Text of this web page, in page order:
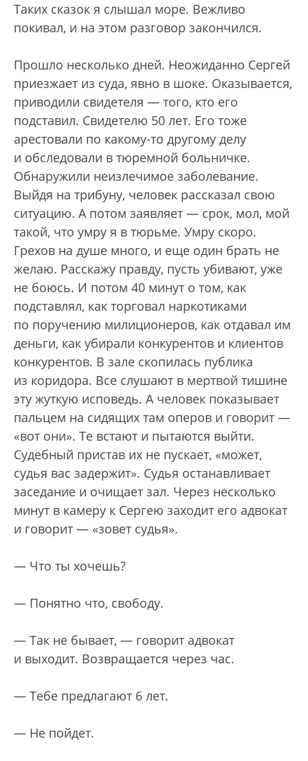
Таких сказок я слышал море. Вежливо
покивал, и на этом разговор закончился.
Прошло несколько дней. Неожиданно Сергей
приезжает из суда, явно в шоке. Оказывается,
приводили свидетеля — того, кто его
подставил. Свидетелю 50 лет. Его тоже
арестовали по какому-то другому делу
и обследовали в тюремной больничке.
Обнаружили неизлечимое заболевание.
Выйдя на трибуну, человек рассказал свою
ситуацию. А потом заявляет — срок, мол, мой
такой, что умру я в тюрьме. Умру скоро.
Грехов на душе много, и еще один брать не
желаю. Расскажу правду, пусть убивают, уже
не боюсь. И потом 40 минут о том, как
подставлял, как торговал наркотиками
по поручению милиционеров, как отдавал им
деньги, как убирали конкурентов и клиентов
конкурентов. В зале скопилась публика
из коридора. Все слушают в мертвой тишине
эту жуткую исповедь. А человек показывает
пальцем на сидящих там оперов и говорит —
«вот они». Те встают и пытаются выйти.
Судебный пристав их не пускает, «может,
судья вас задержит». Судья останавливает
заседание и очищает зал. Через несколько
минут в камеру к Сергею заходит его адвокат
и говорит — «зовет судья».
— Что ты хочешь?
— Понятно что, свободу.
— Так не бывает, — говорит адвокат
и выходит. Возвращается через час.
— Тебе предлагают 6 лет.
— Не пойдет.